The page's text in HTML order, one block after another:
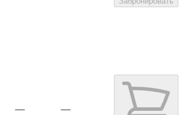
— —